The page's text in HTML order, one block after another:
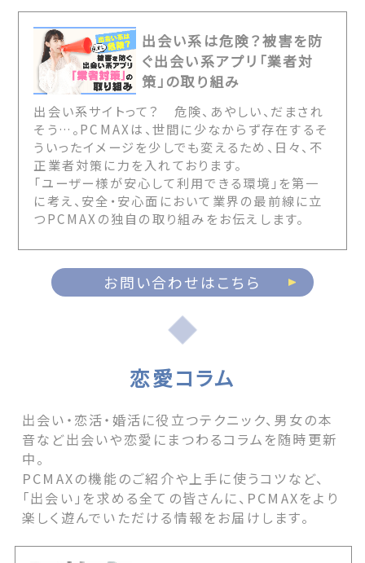
出会い系は危険？被害を防
ぐ出会い系アプリ「業者対
策」の取り組み
出会い系サイトって？ 危険、あやしい、だまされ
そう…。PCMAXは、世間に少なからず存在するそ
ういったイメージを少しでも変えるため、日々、不
正業者対策に力を入れております。
「ユーザー様が安心して利用できる環境」を第一
に考え、安全・安心面において業界の最前線に立
つPCMAXの独自の取り組みをお伝えします。
お問い合わせはこちら
恋愛コラム
出会い・恋活・婚活に役立つテクニック、男女の本
音など出会いや恋愛にまつわるコラムを随時更新
中。
PCMAXの機能のご紹介や上手に使うコツなど、
「出会い」を求める全ての皆さんに、PCMAXをより
楽しく遊んでいただける情報をお届けします。